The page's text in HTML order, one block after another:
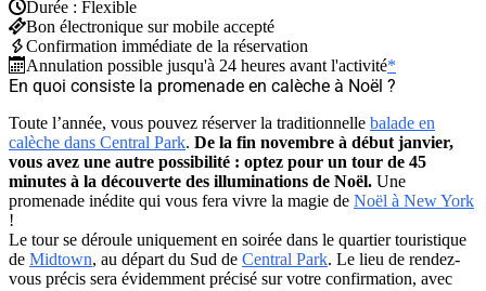
Durée : Flexible
Bon électronique sur mobile accepté
Confirmation immédiate de la réservation
Annulation possible jusqu'à 24 heures avant l'activité*
En quoi consiste la promenade en calèche à Noël ?
Toute l’année, vous pouvez réserver la traditionnelle balade en
calèche dans Central Park. De la fin novembre à début janvier,
vous avez une autre possibilité : optez pour un tour de 45
minutes à la découverte des illuminations de Noël. Une
promenade inédite qui vous fera vivre la magie de Noël à New York
!
Le tour se déroule uniquement en soirée dans le quartier touristique
de Midtown, au départ du Sud de Central Park. Le lieu de rendez-
vous précis sera évidemment précisé sur votre confirmation, avec